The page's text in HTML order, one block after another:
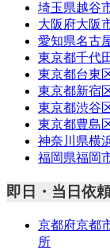
埼玉県越谷
大阪府大阪
愛知県名古
東京都千代
東京都台東
東京都新宿
東京都渋谷
東京都豊島
神奈川県横
福岡県福岡
即日・当日依
京都府京都
所